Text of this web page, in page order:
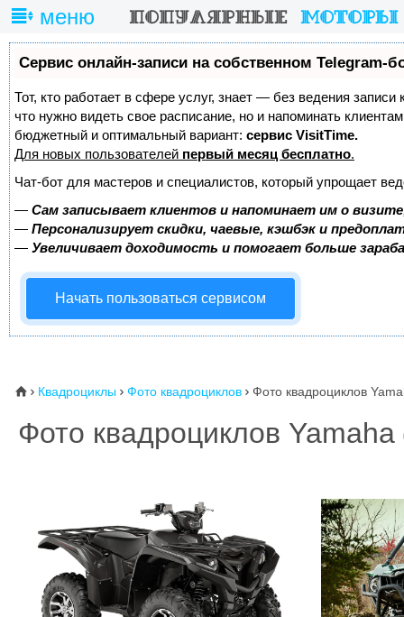
меню
Сервис онлайн-записи на собственном Telegram-
Тот, кто работает в сфере услуг, знает — без ведения записи
что нужно видеть свое расписание, но и напоминать
бюджетный и оптимальный вариант: сервис VisitTime.
Для новых пользователей первый месяц бесплатно.
Чат-бот для мастеров и специалистов, который упрощает
— Сам записывает клиентов и напоминает им о
— Персонализирует скидки, чаевые, кэшбэк и
— Увеличивает доходимость и помогает больше
Начать пользоваться сервисом
⌂  Квадроциклы  Фото квадроциклов  Фото квадроциклов
Фото квадроциклов Yamaha